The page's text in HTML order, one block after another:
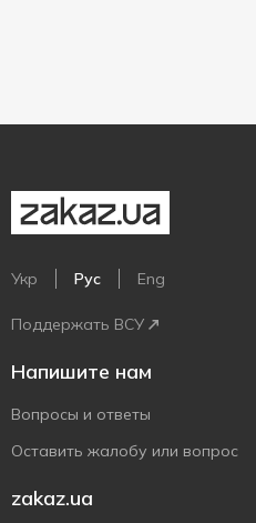
Укр Рус Eng
Поддержать ВСУ
Напишите нам
Вопросы и ответы
Оставить жалобу или вопрос
zakaz.ua